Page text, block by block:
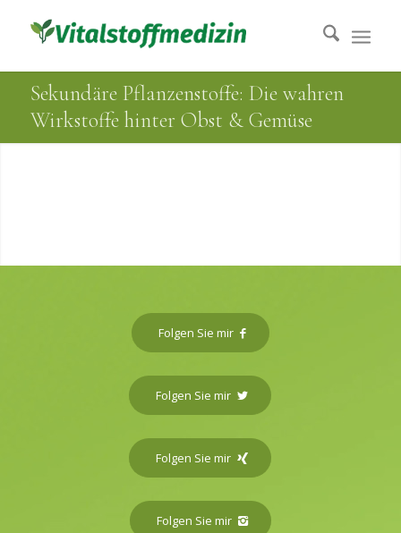
Sekundäre Pflanzenstoffe: Die wahren
Wirkstoffe hinter Obst & Gemüse
Sekundäre
Pflanzenstoffe
Informationen aus der
Folgen Sie mir
Folgen Sie mir
Folgen Sie mir
Folgen Sie mir